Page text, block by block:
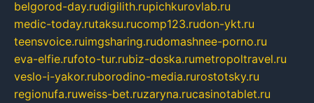
belgorod-day.rudigilith.rupichkurovlab.ru
medic-today.rutaksu.rucomp123.rudon-ykt.ru
teensvoice.ruimgsharing.rudomashnee-porno.ru
eva-elfie.rufoto-tur.rubiz-doska.rumetropoltravel.ru
veslo-i-yakor.ruborodino-media.rurostotsky.ru
regionufa.ruweiss-bet.ruzaryna.rucasinotablet.ru